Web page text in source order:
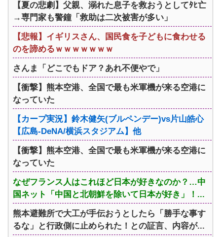
【夏の悲劇】父親、溺れた息子を救おうとしてﾀﾋ亡
→専門家も警鐘「救助は二次被害が多い」
【悲報】イギリスさん、国民食を子どもに食わせる
のを諦めるｗｗｗｗｗｗｗ
さんま「どこでもドア？あれ不便やで」
【衝撃】熊本空港、全国で最も米軍機が来る空港に
なっていた
【カープ実況】鈴木健矢(ブルペンデー)vs片山皓心
【広島-DeNA/横浜スタジアム】他
【衝撃】熊本空港、全国で最も米軍機が来る空港に
なっていた
なぜフランス人はこれほど日本が好きなのか？…中
国ネット「中国と北朝鮮を除いて日本が好き」！...
熊本避難所で大工が手伝おうとしたら「勝手な事す
るな」と行政側に止められた！との証言、内容が...